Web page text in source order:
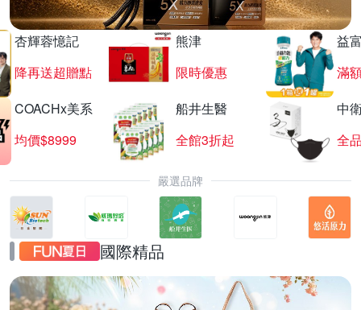
杏輝蓉憶記
降再送超贈點
熊津
限時優惠
益
滿
COACHx美系
均價$8999
船井生醫
全館3折起
中
全
嚴選品牌
國際精品